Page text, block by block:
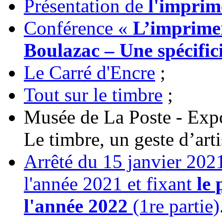
Présentation de
Conférence «
Boulazac – Une
Le Carré d'Encre ;
Tout sur le timbre ;
Musée de La Poste -
Le timbre, un geste
Arrêté du 15 janvier
l'année 2021 et fixant le
l'année 2022 (1re partie)